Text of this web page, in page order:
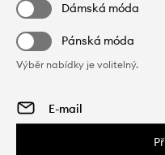
Dámská móda
Pánská móda
Výběr nabídky je volitelný.